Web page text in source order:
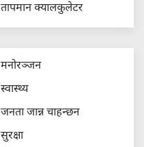
तापमान क्यालकुलेटर
मनोरञ्जन
स्वास्थ्य
जनता जान्न चाहन्छन
सुरक्षा